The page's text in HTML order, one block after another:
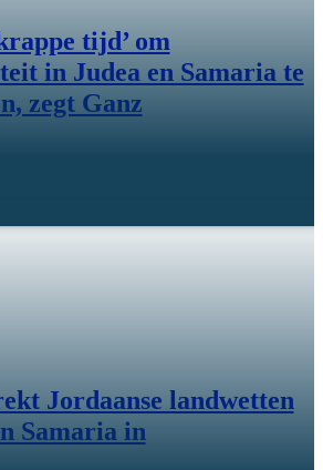
tijd’ om
in Judea en Samaria te
zegt Ganz
Jordaanse landwetten
Samaria in